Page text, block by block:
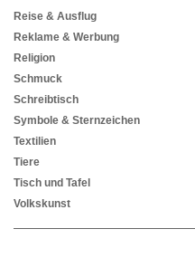
Reise & Ausflug
Reklame & Werbung
Religion
Schmuck
Schreibtisch
Symbole & Sternzeichen
Textilien
Tiere
Tisch und Tafel
Volkskunst